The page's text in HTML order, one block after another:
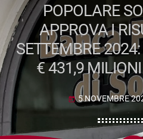
POPOLARE
APPROVA I
SETTEMBRE
€ 431,9
today 5 NOVEMBRE